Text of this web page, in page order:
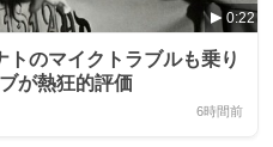
0:22
のマイクトラブルも乗り
が熱狂的評価
6時間前